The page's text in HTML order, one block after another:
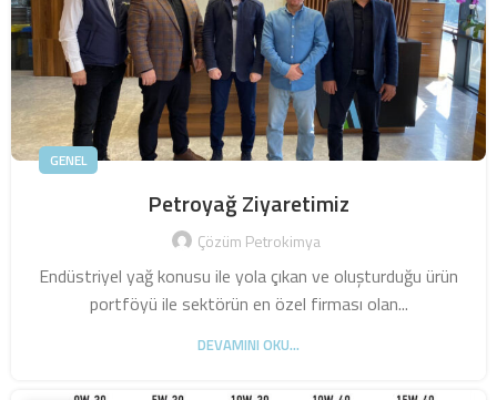
GENEL
Petroyağ Ziyaretimiz
Çözüm Petrokimya
Endüstriyel yağ konusu ile yola çıkan ve oluşturduğu ürün
portföyü ile sektörün en özel firması olan...
DEVAMINI OKU...